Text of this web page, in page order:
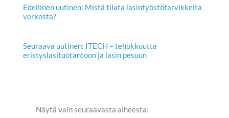
Edellinen uutinen: Mistä tilata lasintyöstötarvikkeita
verkosta?
Seuraava uutinen: ITECH – tehokkuutta
eristyslasituotantoon ja lasin pesuun
Näytä vain seuraavasta aiheesta: